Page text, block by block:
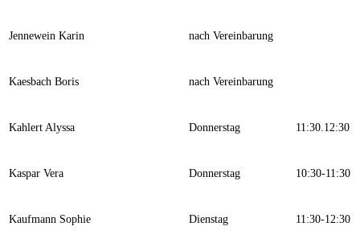
Jennewein Karin nach Vereinbarung
Kaesbach Boris nach Vereinbarung
Kahlert Alyssa Donnerstag 11:30.12:30
Kaspar Vera Donnerstag 10:30-11:30
Kaufmann Sophie Dienstag 11:30-12:30